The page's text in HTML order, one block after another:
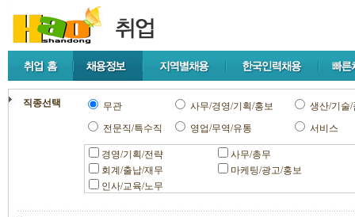
직종선택 무관 사무/경영/기획/홍보
생산/기술
전문직/특수직
영업/무역/유통 서비스
경영/기획/전략
사무/총무
회계/출납/재무
마케팅/광고/홍보
인사/교육/노무